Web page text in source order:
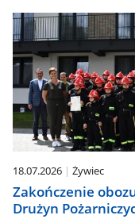
18.07.2026 Żywiec
Zakończenie
Drużyn